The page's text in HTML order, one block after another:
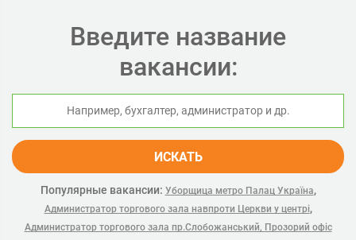
Введите название
вакансии:
ИСКАТЬ
Популярные вакансии: Уборщица метро Палац Україна,
Администратор торгового зала навпроти Церкви у центрі,
Администратор торгового зала пр.Слобожанський, Прозорий офіс